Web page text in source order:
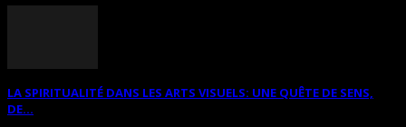
LA SPIRITUALITÉ DANS LES ARTS VISUELS: UNE QUÊTE DE SENS,
DE...